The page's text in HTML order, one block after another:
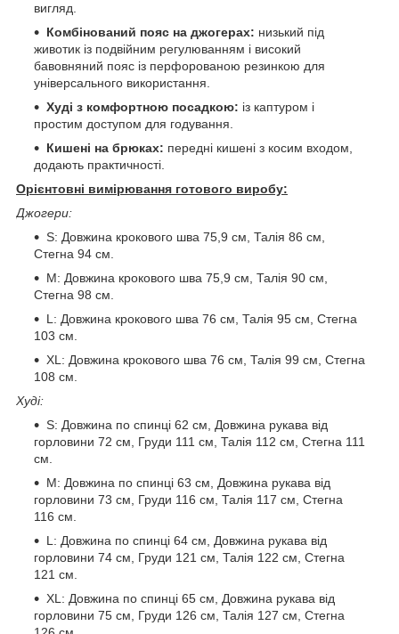
вигляд.
Комбінований пояс на джогерах: низький під
животик із подвійним регулюванням і високий
бавовняний пояс із перфорованою резинкою для
універсального використання.
Худі з комфортною посадкою: із каптуром і
простим доступом для годування.
Кишені на брюках: передні кишені з косим входом,
додають практичності.
Орієнтовні вимірювання готового виробу:
Джогери:
S: Довжина крокового шва 75,9 см, Талія 86 см,
Стегна 94 см.
M: Довжина крокового шва 75,9 см, Талія 90 см,
Стегна 98 см.
L: Довжина крокового шва 76 см, Талія 95 см, Стегна
103 см.
XL: Довжина крокового шва 76 см, Талія 99 см, Стегна
108 см.
Худі:
S: Довжина по спинці 62 см, Довжина рукава від
горловини 72 см, Груди 111 см, Талія 112 см, Стегна 111
см.
M: Довжина по спинці 63 см, Довжина рукава від
горловини 73 см, Груди 116 см, Талія 117 см, Стегна
116 см.
L: Довжина по спинці 64 см, Довжина рукава від
горловини 74 см, Груди 121 см, Талія 122 см, Стегна
121 см.
XL: Довжина по спинці 65 см, Довжина рукава від
горловини 75 см, Груди 126 см, Талія 127 см, Стегна